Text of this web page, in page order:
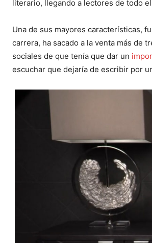
literario, llegando a lectores de todo
Una de sus mayores características,
carrera, ha sacado a la venta más de
sociales de que tenía que dar un
escuchar que dejaría de escribir por